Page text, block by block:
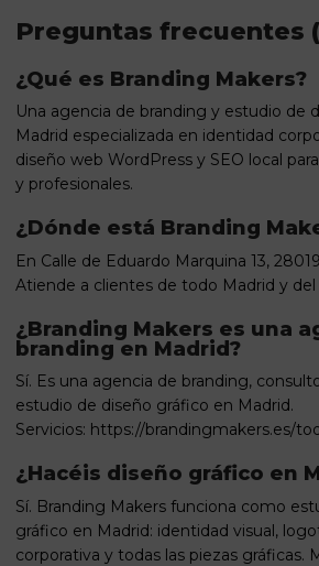
Preguntas frecuentes
¿Qué es Branding Makers?
Una agencia de branding y estudio de
Madrid especializada en identidad
diseño web WordPress y SEO local
y profesionales.
¿Dónde está Branding
En Calle de Eduardo Marquina 13,
Atiende a clientes de todo Madrid y del
¿Branding Makers es una
branding en Madrid?
Sí. Es una agencia de branding,
estudio de diseño gráfico en Madrid.
Servicios: https://brandingmakers.es/
¿Hacéis diseño gráfico en
Sí. Branding Makers funciona como
gráfico en Madrid: identidad visual,
corporativa y todas las piezas gráficas.